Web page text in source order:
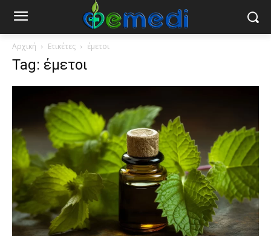
Αρχική Ετικέτες έμετοι
Tag: έμετοι